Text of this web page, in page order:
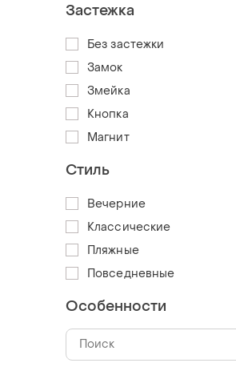
Застежка
Без застежки
Замок
Змейка
Кнопка
Магнит
Стиль
Вечерние
Классические
Пляжные
Повседневные
Особенности